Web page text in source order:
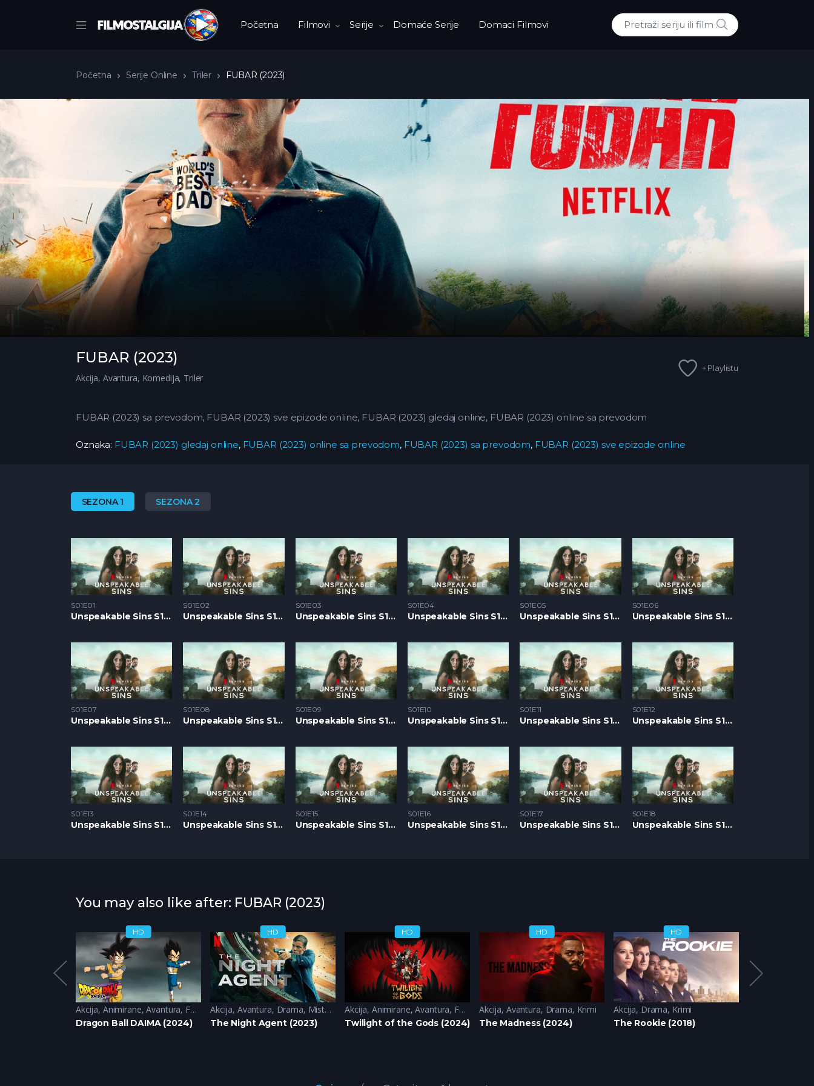
Početna Filmovi Serije Domaće Serije Domaci Filmovi
Traži:
POTRAZI
Početna Serije Online Triler FUBAR (2023)
FUBAR (2023)
Akcija, Avantura, Komedija, Triler
+ Playlistu
FUBAR (2023) sa prevodom, FUBAR (2023) sve epizode online, FUBAR (2023) gledaj online, FUBAR (2023) online sa prevodom
Oznaka: FUBAR (2023) gledaj online, FUBAR (2023) online sa prevodom, FUBAR (2023) sa prevodom, FUBAR (2023) sve epizode online
SEZONA 1 SEZONA 2
S01E01
Unspeakable Sins S1 – Epizoda 01
S01E02
Unspeakable Sins S1 – Epizoda 02
S01E03
Unspeakable Sins S1 – Epizoda 03
S01E04
Unspeakable Sins S1 – Epizoda 04
S01E05
Unspeakable Sins S1 – Epizoda 05
S01E06
Unspeakable Sins S1 – Epizoda 06
S01E07
Unspeakable Sins S1 – Epizoda 07
S01E08
Unspeakable Sins S1 – Epizoda 08
S01E09
Unspeakable Sins S1 – Epizoda 09
S01E10
Unspeakable Sins S1 – Epizoda 10
S01E11
Unspeakable Sins S1 – Epizoda 11
S01E12
Unspeakable Sins S1 – Epizoda 12
S01E13
Unspeakable Sins S1 – Epizoda 13
S01E14
Unspeakable Sins S1 – Epizoda 14
S01E15
Unspeakable Sins S1 – Epizoda 15
S01E16
Unspeakable Sins S1 – Epizoda 16
S01E17
Unspeakable Sins S1 – Epizoda 17
S01E18
Unspeakable Sins S1 – Epizoda 18
You may also like after: FUBAR (2023)
Triler
HD
Akcija, Animirane,Avantura, Fantazija ,Komedija,Sci-Fi
Dragon Ball DAIMA (2024)
HD
Akcija, Avantura, Drama, Misterija
The Night Agent (2023)
HD
Akcija, Animirane,Avantura, Fantazija ,Sci-Fi
Twilight of the Gods (2024)
HD
Akcija, Avantura, Drama, Krimi
The Madness (2024)
HD
Akcija, Drama, Krimi
The Rookie (2018)